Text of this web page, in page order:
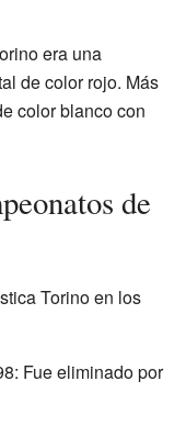
era una
de color rojo. Más
color blanco con
de
Torino en los
Fue eliminado por